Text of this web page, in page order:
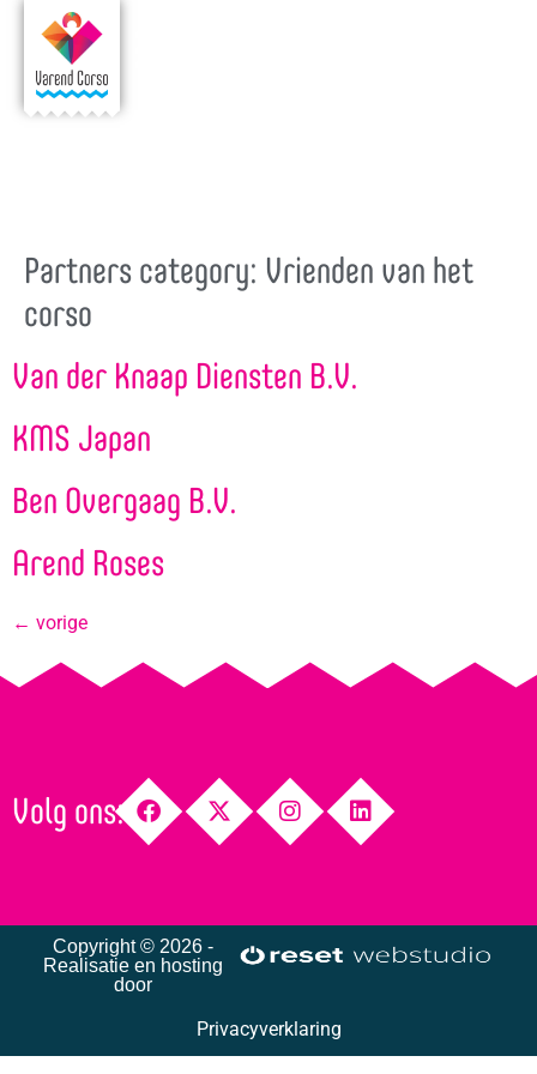
Partners category: Vrienden van het
corso
Van der Knaap Diensten B.V.
KMS Japan
Ben Overgaag B.V.
Arend Roses
← vorige
Volg ons:
Copyright © 2026 -
Realisatie en hosting
door
Privacyverklaring